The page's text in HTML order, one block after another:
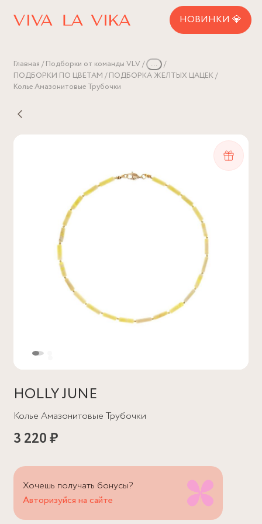
НОВИНКИ 💎
Главная Подборки от команды VLV
...
ПОДБОРКИ ПО ЦВЕТАМ
ПОДБОРКА ЖЕЛТЫХ ЦАЦЕК
Колье Амазонитовые Трубочки
HOLLY JUNE
Колье Амазонитовые Трубочки
3 220 ₽
Хочешь получать бонусы?
Авторизуйся на сайте